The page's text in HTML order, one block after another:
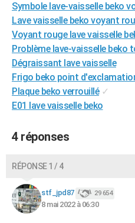
Destinations
City break
Voyage nature
Voyage de noces
Forum
Climat
+PHOTO
GUIDES D'ACHAT
BONS PLANS
CARTE DE VOEUX
Carte de Noël
Carte Bonne année
Carte Saint-Valentin
Carte Pâques
Carte d'anniversaire
DICTIONNAIRE
Dictionnaire
Biographies
Citations
Expressions
Proverbes
PROGRAMME TV
COPAINS D'AVANT
AVIS DE DÉCÈS
FORUM
Symbole lave-vaisselle beko
Lave vaisselle beko voyant
Voyant rouge lave vaisselle
Problème lave-vaisselle beko
Dégraissant lave vaisselle
Frigo beko point
Plaque beko verrouillé ✓
E01 lave vaisselle beko
4 réponses
RÉPONSE 1 / 4
stf_jpd87 29 654
8 mai 2022 à 06:30